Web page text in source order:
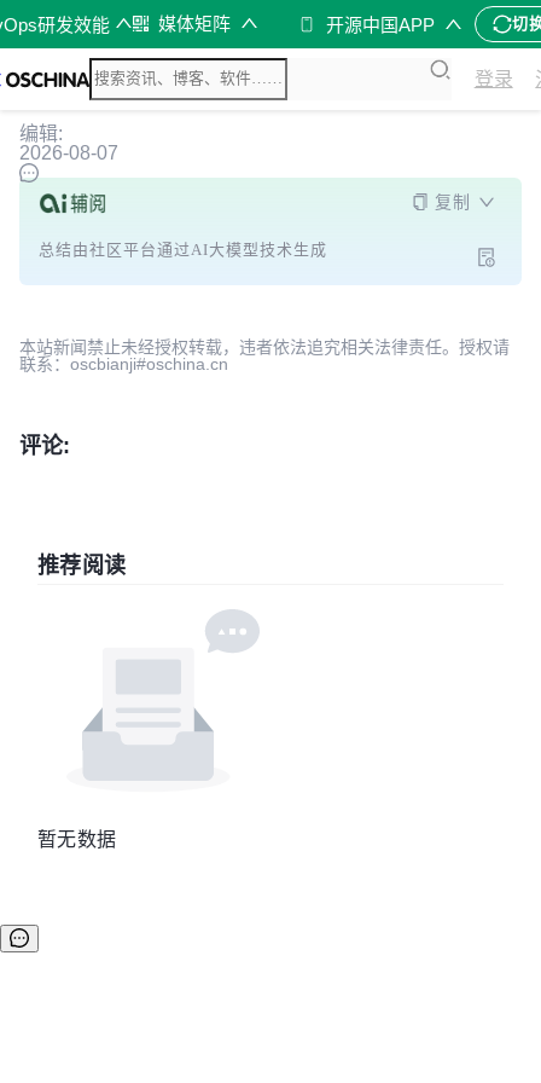
研发效能 媒体矩阵 开源中国APP 切
登录
编辑:
2026-08-07
复制
总结由社区平台通过AI大模型技术生成
本站新闻禁止未经授权转载，违者依法追究相关法律责任。授权请
联系：oscbianji#oschina.cn
评论:
推荐阅读
暂无数据